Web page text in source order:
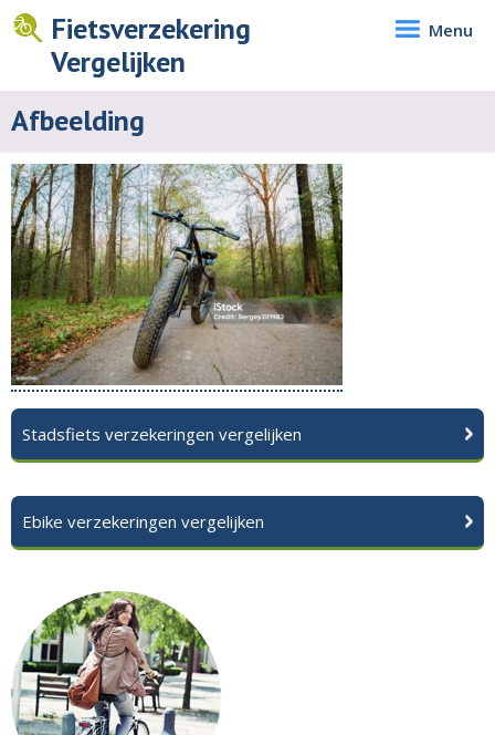
Fietsverzekering
Vergelijken
Menu
Afbeelding
Stadsfiets verzekeringen vergelijken
Ebike verzekeringen vergelijken